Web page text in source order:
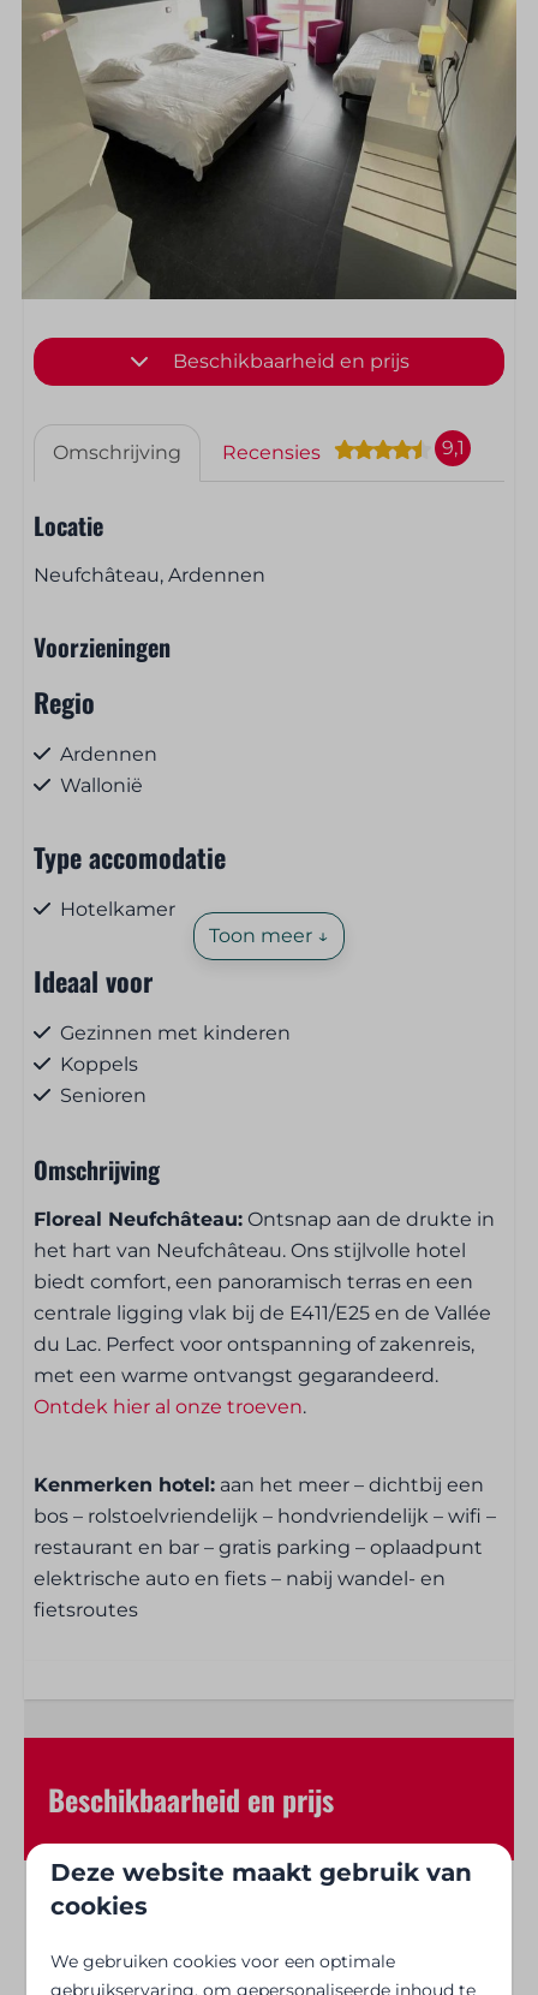
Beschikbaarheid en prijs
Omschrijving Recensies 9,1
Locatie
Neufchâteau, Ardennen
Voorzieningen
Regio
Ardennen
Wallonië
Type accomodatie
Hotelkamer
Ideaal voor
Gezinnen met kinderen
Koppels
Senioren
Huisdieren
Huisdieren toegestaan
Ontbijt- en lunchservice
Ontbijt optioneel (supplement)
Lunchpakket optioneel (supplement)
Slaapkamer
Beddengoed inbegrepen
Kledingkast
Kledinghangers: 5
Televisie in de kamer
Badkamer
Badkamer
Toilet
Douche
Wastafel: 1
Toon meer ↓
Omschrijving
Floreal Neufchâteau: Ontsnap aan de drukte in
het hart van Neufchâteau. Ons stijlvolle hotel
biedt comfort, een panoramisch terras en een
centrale ligging vlak bij de E411/E25 en de Vallée
du Lac. Perfect voor ontspanning of zakenreis,
met een warme ontvangst gegarandeerd.
Ontdek hier al onze troeven.
Kenmerken hotel: aan het meer – dichtbij een
bos – rolstoelvriendelijk – hondvriendelijk – wifi –
restaurant en bar – gratis parking – oplaadpunt
elektrische auto en fiets – nabij wandel- en
fietsroutes
Beschikbaarheid en prijs
2 gasten
za 08-08-2026 ma 10-08-2026
Deze website maakt gebruik van
cookies
We gebruiken cookies voor een optimale
gebruikservaring, om gepersonaliseerde inhoud te